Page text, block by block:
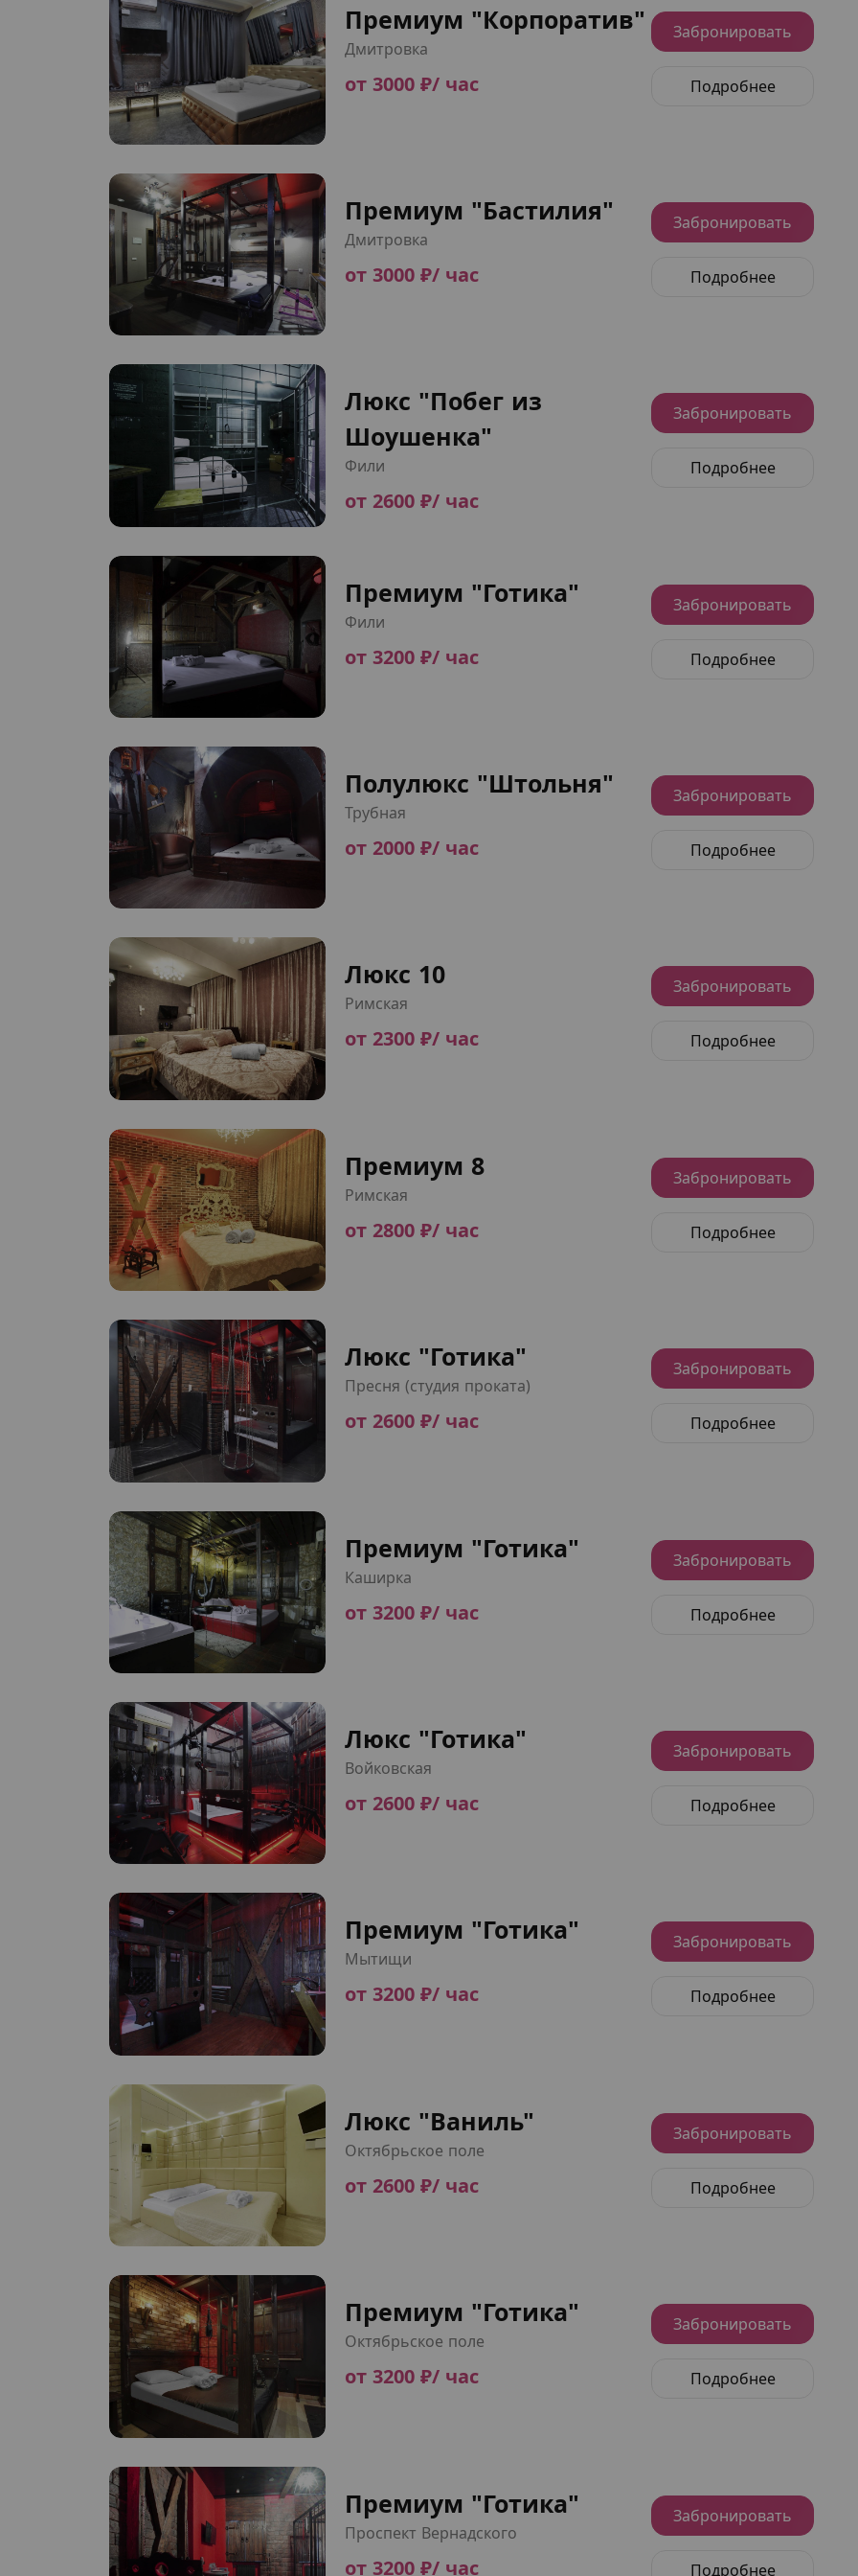
Премиум "Корпоратив"
Дмитровка
от 3000 ₽/ час
Забронировать
Подробнее
Премиум "Бастилия"
Дмитровка
от 3000 ₽/ час
Забронировать
Подробнее
Люкс "Побег из
Шоушенка"
Фили
от 2600 ₽/ час
Забронировать
Подробнее
Премиум "Готика"
Фили
от 3200 ₽/ час
Забронировать
Подробнее
Полулюкс "Штольня"
Трубная
от 2000 ₽/ час
Забронировать
Подробнее
Люкс 10
Римская
от 2300 ₽/ час
Забронировать
Подробнее
Премиум 8
Римская
от 2800 ₽/ час
Забронировать
Подробнее
Люкс "Готика"
Пресня (студия проката)
от 2600 ₽/ час
Забронировать
Подробнее
Премиум "Готика"
Каширка
от 3200 ₽/ час
Забронировать
Подробнее
Люкс "Готика"
Войковская
от 2600 ₽/ час
Забронировать
Подробнее
Премиум "Готика"
Мытищи
от 3200 ₽/ час
Забронировать
Подробнее
Люкс "Ваниль"
Октябрьское поле
от 2600 ₽/ час
Забронировать
Подробнее
Премиум "Готика"
Октябрьское поле
от 3200 ₽/ час
Забронировать
Подробнее
Премиум "Готика"
Проспект Вернадского
от 3200 ₽/ час
Забронировать
Подробнее